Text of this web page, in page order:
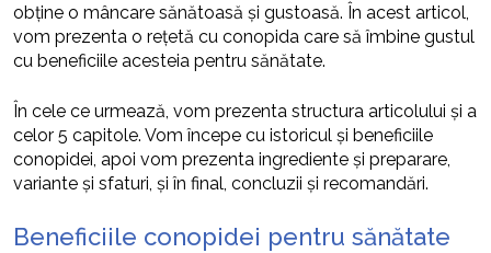
obține o mâncare sănătoasă și gustoasă. În acest articol,
vom prezenta o rețetă cu conopida care să îmbine gustul
cu beneficiile acesteia pentru sănătate.
În cele ce urmează, vom prezenta structura articolului și a
celor 5 capitole. Vom începe cu istoricul și beneficiile
conopidei, apoi vom prezenta ingrediente și preparare,
variante și sfaturi, și în final, concluzii și recomandări.
Beneficiile conopidei pentru sănătate